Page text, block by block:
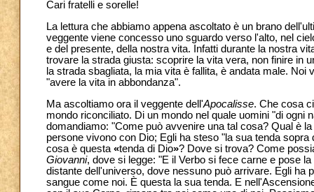
Cari fratelli e sorelle!
La lettura che abbiamo appena ascoltato è un brano
veggente viene concesso uno sguardo verso l'alto, nel
e del presente, della nostra vita. Infatti durante la nostra
trovare la strada giusta: scoprire la vita vera, non finire in
la strada sbagliata, la mia vita è fallita, è andata male.
"avere la vita in abbondanza".
Ma ascoltiamo ora il veggente dell'Apocalisse. Che cosa
mondo riconciliato. Di un mondo nel quale uomini "di ogni
domandiamo: "Come può avvenire una tal cosa? Qual è
persone vivono con Dio; Egli ha steso "la sua tenda
cosa è questa «tenda di Dio»? Dove si trova? Come
Giovanni, dove si legge: "E il Verbo si fece carne e pose
distante dell'universo, dove nessuno può arrivare. Egli ha
sangue come noi. È questa la sua tenda. E